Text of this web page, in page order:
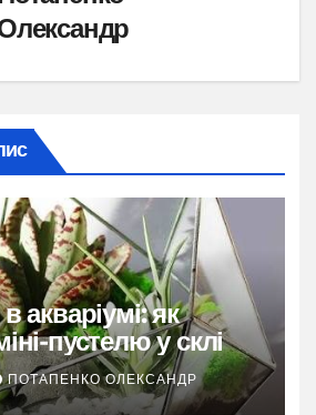
акваріумі: як
пустелю у склі
ПОТАПЕНКО ОЛЕКСАНДР